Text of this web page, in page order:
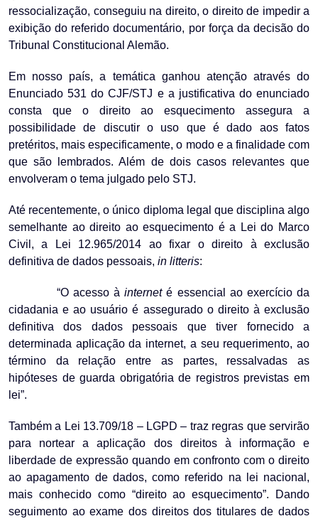
ressocialização, conseguiu na direito, o direito de impedir a
exibição do referido documentário, por força da decisão do
Tribunal Constitucional Alemão.
Em nosso país, a temática ganhou atenção através do
Enunciado 531 do CJF/STJ e a justificativa do enunciado
consta que o direito ao esquecimento assegura a
possibilidade de discutir o uso que é dado aos fatos
pretéritos, mais especificamente, o modo e a finalidade com
que são lembrados. Além de dois casos relevantes que
envolveram o tema julgado pelo STJ.
Até recentemente, o único diploma legal que disciplina algo
semelhante ao direito ao esquecimento é a Lei do Marco
Civil, a Lei 12.965/2014 ao fixar o direito à exclusão
definitiva de dados pessoais, in litteris:
“O acesso àinterneté essencial ao exercício da
cidadania e ao usuário é assegurado o direito à exclusão
definitiva dos dados pessoais que tiver fornecido a
determinada aplicação da internet, a seu requerimento, ao
término da relação entre as partes, ressalvadas as
hipóteses de guarda obrigatória de registros previstas em
lei”.
Também a Lei 13.709/18 – LGPD – traz regras que servirão
para nortear a aplicação dos direitos à informação e
liberdade de expressão quando em confronto com o direito
ao apagamento de dados, como referido na lei nacional,
mais conhecido como “direito ao esquecimento”. Dando
seguimento ao exame dos direitos dos titulares de dados